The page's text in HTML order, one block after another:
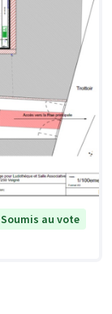
Soumis au vote